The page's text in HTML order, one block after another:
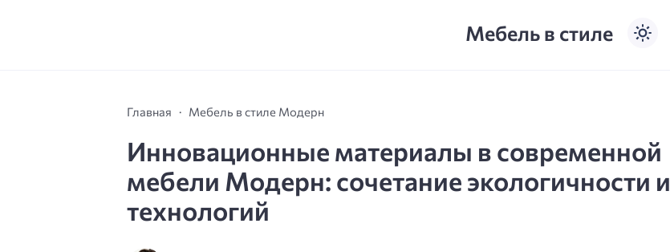
Мебель в стиле
Главная Мебель в стиле Модерн
Инновационные материалы в современной
мебели Модерн: сочетание экологичности и
технологий